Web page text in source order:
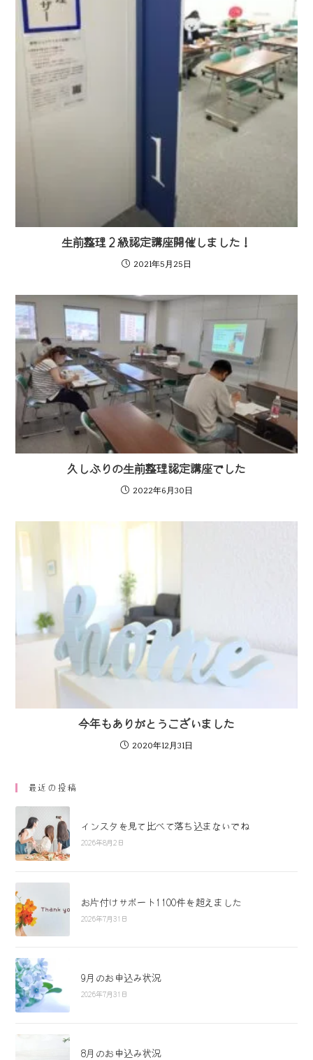
生前整理２級認定講座開催しました！
2021年5月25日
久しぶりの生前整理認定講座でした
2022年6月30日
今年もありがとうございました
2020年12月31日
最近の投稿
インスタを見て比べて落ち込まないでね
2026年8月2日
お片付けサポート1100件を超えました
2026年7月31日
9月のお申込み状況
2026年7月31日
8月のお申込み状況